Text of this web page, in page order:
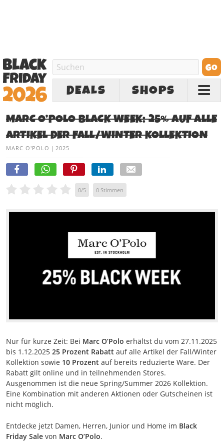
DEALS SHOPS
MARC O’POLO BLACK WEEK: 25% AUF ALLE
ARTIKEL DER FALL/WINTER KOLLEKTION
MARC O'POLO | 2025
0/5 0 Stimmen
Nur für kurze Zeit: Bei Marc O’Polo erhältst du vom 27.11.2025
bis 1.12.2025 25 Prozent Rabatt auf alle Artikel der Fall/Winter
Kollektion sowie 10 Prozent auf bereits reduzierte Ware. Der
Rabatt gilt online und in teilnehmenden Stores.
Ausgenommen ist die neue Spring/Summer 2026 Kollektion.
Eine Kombination mit anderen Aktionen oder Gutscheinen ist
nicht möglich.
Entdecke jetzt Damen, Herren, Junior und Home im Black
Friday Sale von Marc O’Polo.